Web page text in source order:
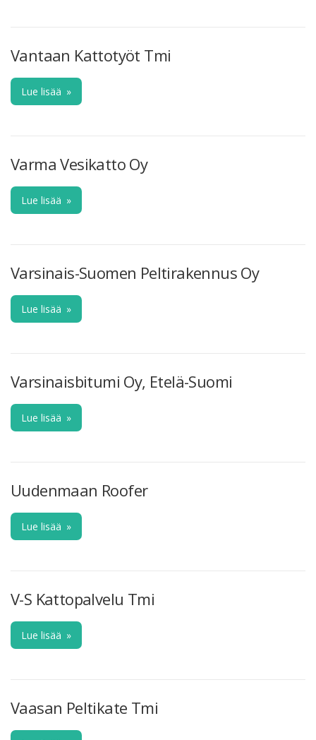
Vantaan Kattotyöt Tmi
Lue lisää »
Varma Vesikatto Oy
Lue lisää »
Varsinais-Suomen Peltirakennus Oy
Lue lisää »
Varsinaisbitumi Oy, Etelä-Suomi
Lue lisää »
Uudenmaan Roofer
Lue lisää »
V-S Kattopalvelu Tmi
Lue lisää »
Vaasan Peltikate Tmi